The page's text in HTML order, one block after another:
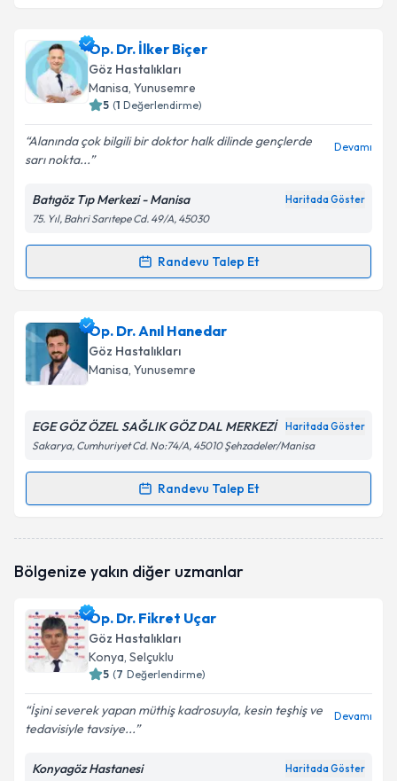
Op. Dr. Murat Kocamaziçin randevu takvimi talebi
oluşturun. Size bu uzmandan randevu almanız için bir
takvim hazırlandığında e-posta ile bilgilendireceğiz.
Kişisel verilerimin işlenmesine ilişkin
Aydınlatma
Metni'ni okudum ve kişisel verilerimin belirtilen
kapsamda işlenmesini kabul ediyorum.
Op. Dr. İlker Biçer
Göz Hastalıkları
Manisa, Yunusemre
5 (1 Değerlendirme)
Alanında çok bilgili bir doktor halk dilinde gençlerde
sarı nokta...
Devamı
Batıgöz Tıp Merkezi - Manisa Haritada Göster
75. Yıl, Bahri Sarıtepe Cd. 49/A, 45030
Randevu Talep Et
Randevu Takvimi Talebi
Op. Dr. İlker Biçeriçin randevu takvimi talebi
oluşturun. Size bu uzmandan randevu almanız için bir
takvim hazırlandığında e-posta ile bilgilendireceğiz.
Kişisel verilerimin işlenmesine ilişkin
Metni'ni okudum ve kişisel verilerimin belirtilen
Takvim Talebini Gönder
Op. Dr. Anıl Hanedar
Göz Hastalıkları
Manisa, Yunusemre
EGE GÖZ ÖZEL SAĞLIK GÖZ DAL MERKEZİ Haritada Göster
Sakarya, Cumhuriyet Cd. No:74/A, 45010 Şehzadeler/Manisa
Randevu Talep Et
Randevu Takvimi Talebi
oluşturun. Size bu uzmandan randevu almanız için bir
E-posta Adresiniz
Kişisel verilerimin işlenmesine ilişkinAydınlatma
Metni'ni okudum ve kişisel verilerimin belirtilen
Bölgenize yakın diğer uzmanlar
Op. Dr. Fikret Uçar
Göz Hastalıkları
Konya, Selçuklu
5 (7 Değerlendirme)
İşini severek yapan müthiş kadrosuyla, kesin teşhiş ve
tedavisiyle tavsiye...
Devamı
Konyagöz Hastanesi Haritada Göster